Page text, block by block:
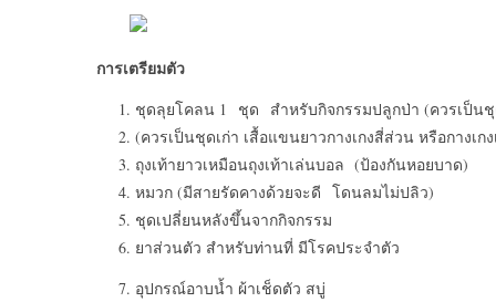
การเตรียมตัว
ชุดลุยโคลน 1 ชุด สำหรับกิจกรรมปลูกป่า (ควรเป็นชุ
(ควรเป็นชุดเก่า เสื้อแขนยาวกางเกงสี่ส่วน หรือกางเก
ถุงเท้ายาวเหมือนถุงเท้าเล่นบอล (ป้องกันหอยบาด)
หมวก (มีสายรัดคางด้วยจะดี โดนลมไม่ปลิว)
ชุดเปลี่ยนหลังขึ้นจากกิจกรรม
ยาส่วนตัว สำหรับท่านที่ มีโรคประจำตัว
อุปกรณ์อาบน้ำ ผ้าเช็ดตัว สบู่